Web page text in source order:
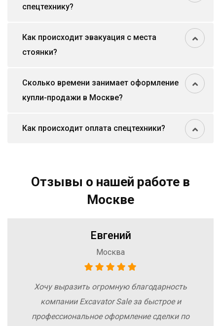
спецтехнику?
Как происходит эвакуация с места
стоянки?
Сколько времени занимает оформление
купли-продажи в Москве?
Как происходит оплата спецтехники?
Отзывы о нашей работе в
Москве
Евгений
Москва
Хочу выразить огромную благодарность
компании Excavator Sale за быстрое и
профессиональное оформление сделки по